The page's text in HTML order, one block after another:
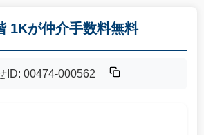
1Kが仲介手数料無料
ID: 00474-000562